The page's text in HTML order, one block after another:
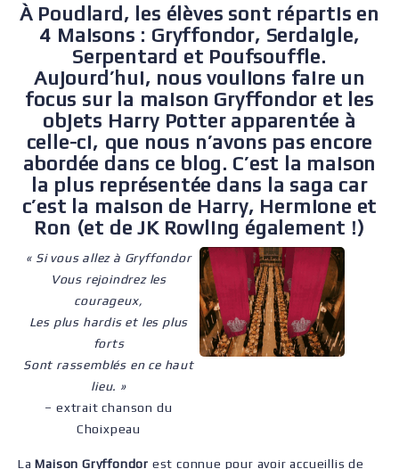
À Poudlard, les élèves sont répartis en
4 Maisons : Gryffondor, Serdaigle,
Serpentard et Poufsouffle.
Aujourd’hui, nous voulions faire un
focus sur la maison Gryffondor et les
objets Harry Potter apparentée à
celle-ci, que nous n’avons pas encore
abordée dans ce blog. C’est la maison
la plus représentée dans la saga car
c’est la maison de Harry, Hermione et
Ron (et de JK Rowling également !)
« Si vous allez à Gryffondor
Vous rejoindrez les
courageux,
Les plus hardis et les plus
forts
Sont rassemblés en ce haut
lieu. »
– extrait chanson du
Choixpeau
LaMaison Gryffondor est connue pour avoir accueillis de